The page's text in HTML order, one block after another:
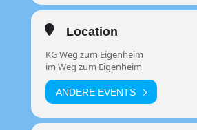
Location
KG Weg zum Eigenheim
im Weg zum Eigenheim
ANDERE EVENTS